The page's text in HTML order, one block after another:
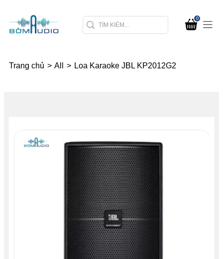
0
Trang chủ > All > Loa Karaoke JBL KP2012G2